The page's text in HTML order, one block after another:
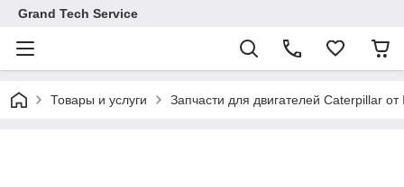
Grand Tech Service
Товары и услуги Запчасти для двигателей Caterpillar от